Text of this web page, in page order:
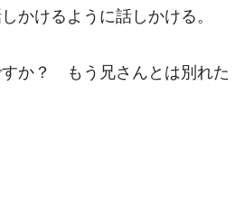
かけるように話しかける。
すか？ もう兄さんとは別れた